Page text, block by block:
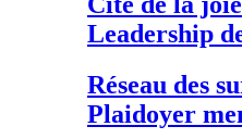
Leadership
Réseau des
Plaidoyer